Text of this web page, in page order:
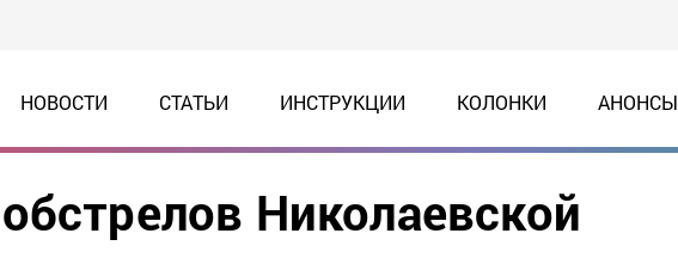
НОВОСТИ СТАТЬИ ИНСТРУКЦИИ КОЛОНКИ АНОНСЫ
Николаевской